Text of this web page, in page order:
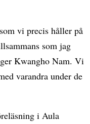
vi precis håller på
som jag
Kwangho Nam. Vi
varandra under de
i Aula